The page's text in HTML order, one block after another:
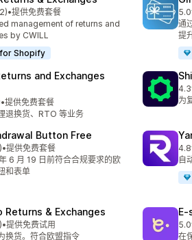
5 星）
评论
•提供免费套餐
management of returns and
by CWILL
Shopify
5.0
总
通
提
and Exchanges
5 星）
评论
•提供免费套餐
退换货、RTO 等业务
4.3
总
为
Button Free
5 星）
评论
•提供免费套餐
6 月 19 日前符合合规要求的欧
和表单
4.8
总
自
Returns & Exchanges
5 星）
评论
•提供免费试用
换货。符合欧盟指令
5.0
总
在